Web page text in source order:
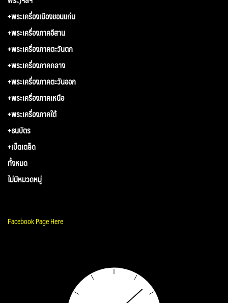
+พระเครื่องเมืองขอนแก่น
+พระเครื่องภาคอีสาน
+พระเครื่องภาคตะวันตก
+พระเครื่องภาคกลาง
+พระเครื่องภาคตะวันออก
+พระเครื่องภาคเหนือ
+พระเครื่องภาคใต้
+ธนบัตร
+เบ็ดเตล็ด
ทั้งหมด
ไม่มีหมวดหมู่
Facebook Page Here